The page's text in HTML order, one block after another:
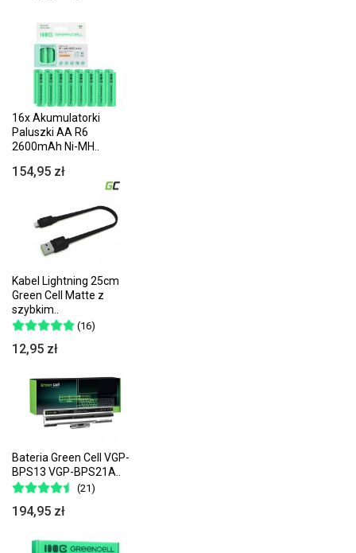
16x Akumulatorki
Paluszki AA R6
2600mAh Ni-MH..
154,95 zł
Kabel Lightning 25cm
Green Cell Matte z
szybkim..
(16)
12,95 zł
Bateria Green Cell VGP-
BPS13 VGP-BPS21A..
(21)
194,95 zł